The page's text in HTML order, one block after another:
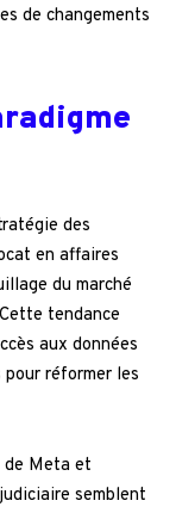
de changements
des
en affaires
du marché
tendance
aux données
réformer les
de Meta et
semblent